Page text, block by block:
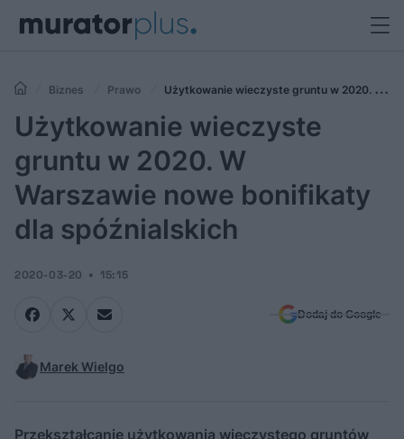
Biznes Prawo
Użytkowanie wieczyste gruntu w 2020. W
Warszawie nowe bonifikaty dla spóźnialskich
Użytkowanie wieczyste
gruntu w 2020. W
Warszawie nowe bonifikaty
dla spóźnialskich
2020-03-20 15:15
Dodaj do Google
Marek Wielgo
Przekształcanie użytkowania wieczystego gruntów